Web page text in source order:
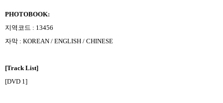
PHOTOBOOK:
지역코드 : 13456
자막 : KOREAN / ENGLISH / CHINESE
[Track List]
[DVD 1]